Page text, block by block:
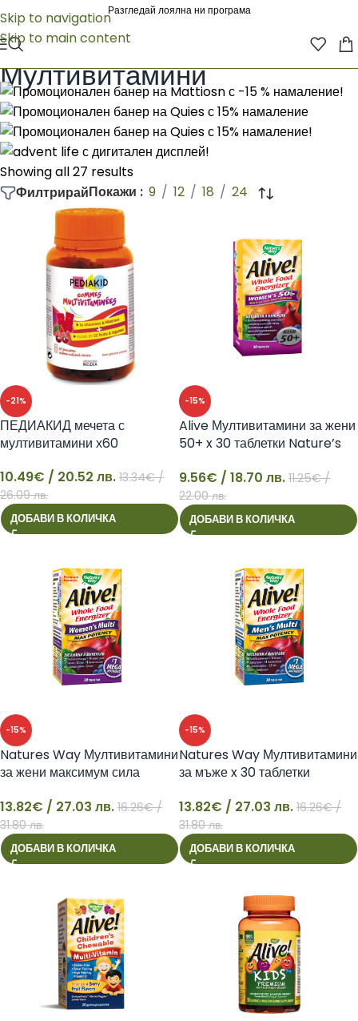
Skip to navigation
Skip to main content
Разгледай лоялна ни програма
Начало/Natures way/ПО КАТЕГОРИЯ
Мултивитамини
Showing all 27 results
ФилтрирайПокажи 9 12 18 24
-21%
10
ПЕДИАКИД мечета с
мултивитамини х60
10.49€ / 20.52 лв. 13.34€/
26.09 лв.
ДОБАВИ В КОЛИЧКА
-15%
9
Alive Мултивитамини за жени
50+ x 30 таблетки Nature’s
9.56€ / 18.70 лв. 11.25€/
22.00 лв.
ДОБАВИ В КОЛИЧКА
-15%
13
Natures Way Мултивитамини
за жени максимум сила
13.82€ / 27.03 лв. 16.26€/
31.80 лв.
ДОБАВИ В КОЛИЧКА
-15%
13
Natures Way Мултивитамини
за мъже x 30 таблетки
13.82€ / 27.03 лв. 16.26€/
31.80 лв.
ДОБАВИ В КОЛИЧКА